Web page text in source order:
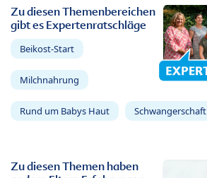
Zu diesen Themenbereichen
gibt es Expertenratschläge
Beikost-Start
Milchnahrung
Rund um Babys Haut Schwangerschaft
Zu diesen Themen haben